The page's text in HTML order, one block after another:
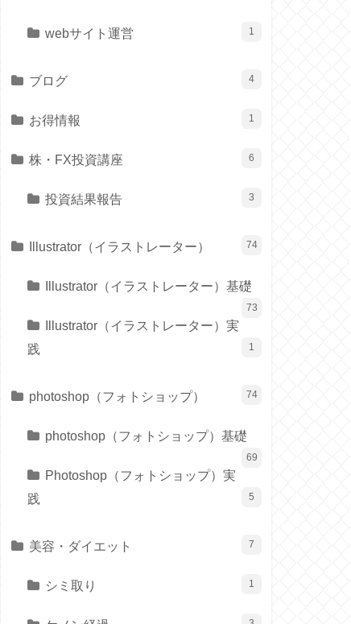
webサイト運営 1
ブログ 4
お得情報 1
株・FX投資講座 6
投資結果報告 3
Illustrator（イラストレーター） 74
Illustrator（イラストレーター）基礎
73
Illustrator（イラストレーター）実
践
1
photoshop（フォトショップ） 74
photoshop（フォトショップ）基礎
69
Photoshop（フォトショップ）実
践
5
美容・ダイエット 7
シミ取り 1